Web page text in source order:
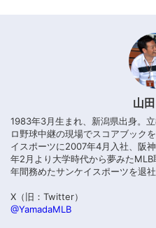
山
1983年3月生まれ、新潟県出身。
ロ野球中継の現場でスコアブック
イスポーツに2007年4月入社、阪
年2月より大学時代から夢みた
年間務めたサンケイスポーツを退社
X（旧：Twitter）
@YamadaMLB